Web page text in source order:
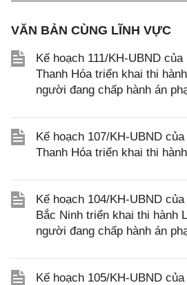
VĂN BẢN CÙNG LĨNH VỰC
Kế hoạch 111/KH-UBND
Thanh Hóa triển khai thi
người đang chấp hành án
Kế hoạch 107/KH-UBND
Thanh Hóa triển khai thi
Kế hoạch 104/KH-UBND
Bắc Ninh triển khai thi hành
người đang chấp hành án
Kế hoạch 105/KH-UBND